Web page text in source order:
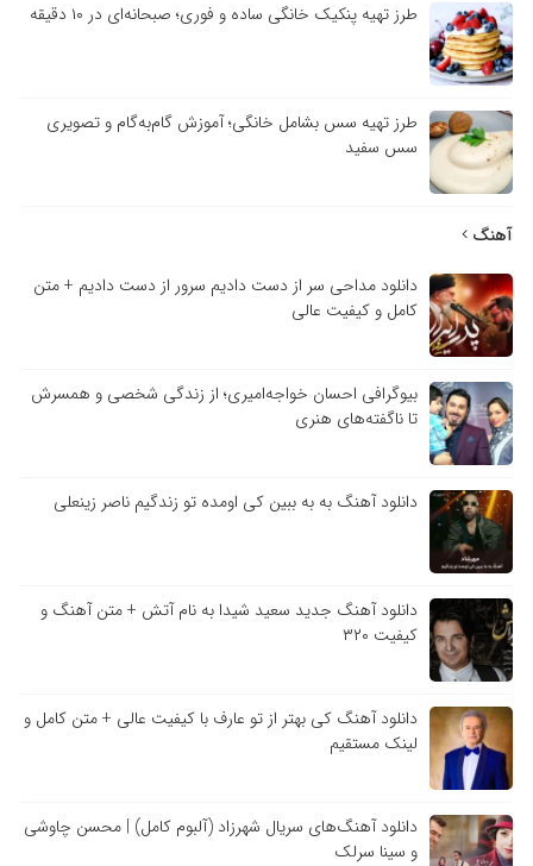
طرز تهیه پنکیک خانگی ساده و فوری؛ صبحانه‌ای در ۱۰ دقیقه
طرز تهیه سس بشامل خانگی؛ آموزش گام‌به‌گام و تصویری
سس سفید
آهنگ
دانلود مداحی سر از دست دادیم سرور از دست دادیم + متن
کامل و کیفیت عالی
بیوگرافی احسان خواجه‌امیری؛ از زندگی شخصی و همسرش
تا ناگفته‌های هنری
دانلود آهنگ به به ببین کی اومده تو زندگیم ناصر زینعلی
دانلود آهنگ جدید سعید شیدا به نام آتش + متن آهنگ و
کیفیت ۳۲۰
دانلود آهنگ کی بهتر از تو عارف با کیفیت عالی + متن کامل و
لینک مستقیم
دانلود آهنگ‌های سریال شهرزاد (آلبوم کامل) | محسن چاوشی
و سینا سرلک